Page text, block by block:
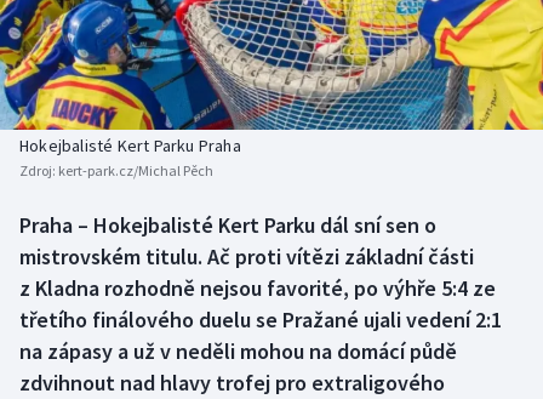
Baseball a softbal
Basketbal
Biatlon
Box
Curling
Dostihy
Soutěže
Historické návraty
Aplikace ČT sport
Hokejbalisté Kert Parku Praha
Zdroj: kert-park.cz/Michal Pěch
Praha – Hokejbalisté Kert Parku dál sní sen o
mistrovském titulu. Ač proti vítězi základní části
z Kladna rozhodně nejsou favorité, po výhře 5:4 ze
třetího finálového duelu se Pražané ujali vedení 2:1
na zápasy a už v neděli mohou na domácí půdě
zdvihnout nad hlavy trofej pro extraligového